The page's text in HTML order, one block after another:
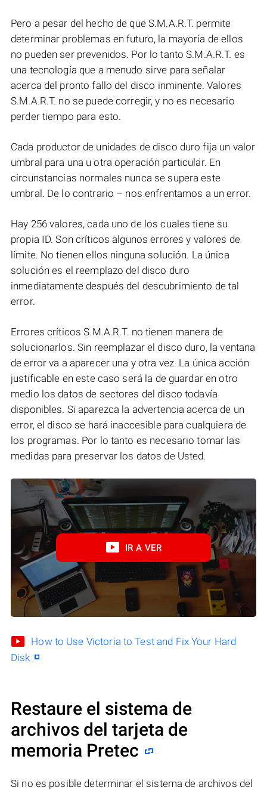
Pero a pesar del hecho de que S.M.A.R.T. permite
determinar problemas en futuro, la mayoría de ellos
no pueden ser prevenidos. Por lo tanto S.M.A.R.T. es
una tecnología que a menudo sirve para señalar
acerca del pronto fallo del disco inminente. Valores
S.M.A.R.T. no se puede corregir, y no es necesario
perder tiempo para esto.
Cada productor de unidades de disco duro fija un valor
umbral para una u otra operación particular. En
circunstancias normales nunca se supera este
umbral. De lo contrario – nos enfrentamos a un error.
Hay 256 valores, cada uno de los cuales tiene su
propia ID. Son críticos algunos errores y valores de
límite. No tienen ellos ninguna solución. La única
solución es el reemplazo del disco duro
inmediatamente después del descubrimiento de tal
error.
Errores críticos S.M.A.R.T. no tienen manera de
solucionarlos. Sin reemplazar el disco duro, la ventana
de error va a aparecer una y otra vez. La única acción
justificable en este caso será la de guardar en otro
medio los datos de sectores del disco todavía
disponibles. Si aparezca la advertencia acerca de un
error, el disco se hará inaccesible para cualquiera de
los programas. Por lo tanto es necesario tomar las
medidas para preservar los datos de Usted.
IR A VER
How to Use Victoria to Test and Fix Your Hard
Disk
Restaure el sistema de
archivos del tarjeta de
memoria Pretec
Si no es posible determinar el sistema de archivos del